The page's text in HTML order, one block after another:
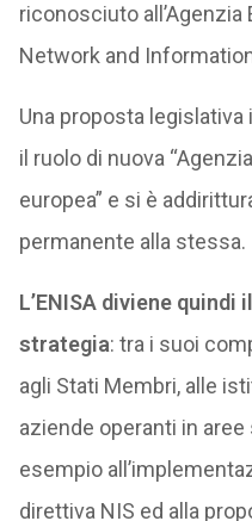
riconosciuto
Network and
Una proposta legislativa
il ruolo di nuova
europea” e si è
permanente alla stessa.
L’ENISA diviene
strategia: tra i suoi
agli Stati Membri, alle
aziende operanti in
esempio
direttiva NIS ed alla